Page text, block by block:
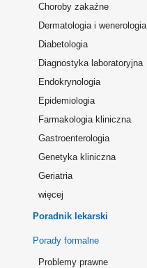
Choroby zakaźne
Dermatologia i wenerologia
Diabetologia
Diagnostyka laboratoryjna
Endokrynologia
Epidemiologia
Farmakologia kliniczna
Gastroenterologia
Genetyka kliniczna
Geriatria
więcej
Poradnik lekarski
Porady formalne
Problemy prawne